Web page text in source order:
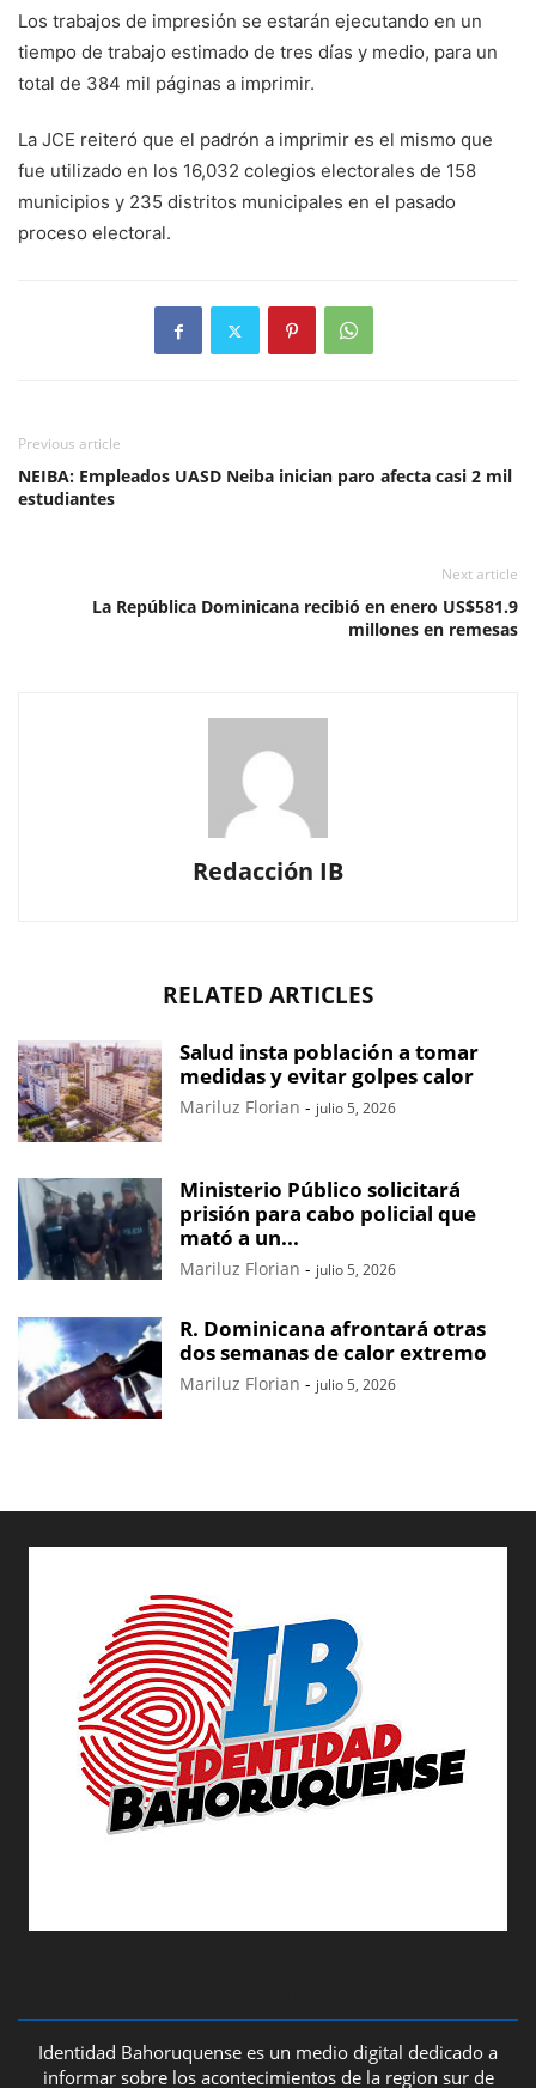
Los trabajos de impresión se estarán ejecutando en un
tiempo de trabajo estimado de tres días y medio, para un
total de 384 mil páginas a imprimir.
La JCE reiteró que el padrón a imprimir es el mismo que
fue utilizado en los 16,032 colegios electorales de 158
municipios y 235 distritos municipales en el pasado
proceso electoral.
Previous article
NEIBA: Empleados UASD Neiba inician paro afecta casi 2 mil
estudiantes
Next article
La República Dominicana recibió en enero US$581.9
millones en remesas
Redacción IB
RELATED ARTICLES
Salud insta población a tomar
medidas y evitar golpes calor
Mariluz Florian - julio 5, 2026
Ministerio Público solicitará
prisión para cabo policial que
mató a un...
Mariluz Florian - julio 5, 2026
R. Dominicana afrontará otras
dos semanas de calor extremo
Mariluz Florian - julio 5, 2026
Identidad Bahoruquense es un medio digital dedicado a
informar sobre los acontecimientos de la region sur de